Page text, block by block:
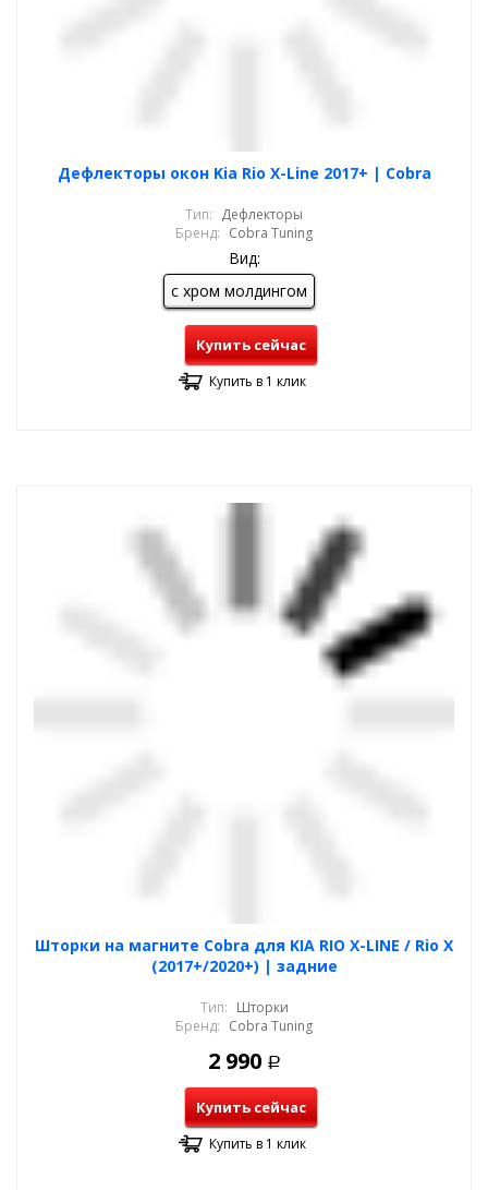
Дефлекторы окон Kia Rio X-Line 2017+ | Cobra
Тип: Дефлекторы
Бренд: Cobra Tuning
Вид:
с хром молдингом
Купить сейчас
Купить в 1 клик
Шторки на магните Cobra для KIA RIO X-LINE / Rio X
(2017+/2020+) | задние
Тип: Шторки
Бренд: Cobra Tuning
2 990 Р
Купить сейчас
Купить в 1 клик